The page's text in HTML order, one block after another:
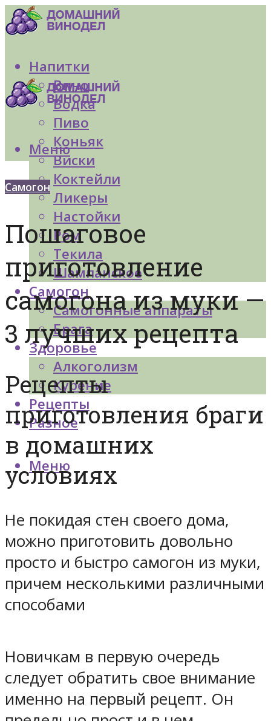
Напитки
Вино
Водка
Пиво
Коньяк
Виски
Коктейли
Ликеры
Настойки
Ром
Текила
Шампанское
Самогон
Самогонные аппараты
Брага
Здоровье
Алкоголизм
Курение
Рецепты
Разное
Меню
Меню
Самогон
Пошаговое
приготовление
самогона из муки —
3 лучших рецепта
Рецепты
приготовления браги
в домашних
условиях
Не покидая стен своего дома,
можно приготовить довольно
просто и быстро самогон из муки,
причем несколькими различными
способами
Новичкам в первую очередь
следует обратить свое внимание
именно на первый рецепт. Он